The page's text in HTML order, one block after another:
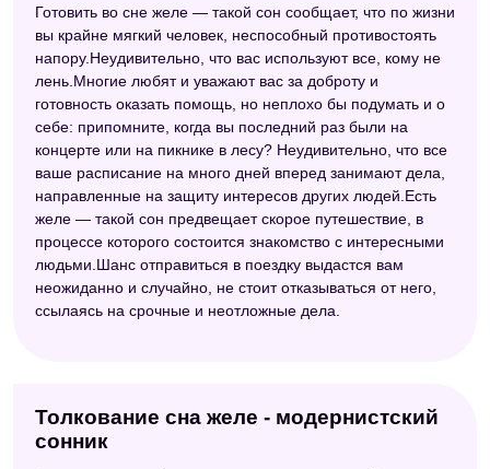
Готовить во сне желе — такой сон сообщает, что по жизни
вы крайне мягкий человек, неспособный противостоять
напору.Неудивительно, что вас используют все, кому не
лень.Многие любят и уважают вас за доброту и
готовность оказать помощь, но неплохо бы подумать и о
себе: припомните, когда вы последний раз были на
концерте или на пикнике в лесу? Неудивительно, что все
ваше расписание на много дней вперед занимают дела,
направленные на защиту интересов других людей.Есть
желе — такой сон предвещает скорое путешествие, в
процессе которого состоится знакомство с интересными
людьми.Шанс отправиться в поездку выдастся вам
неожиданно и случайно, не стоит отказываться от него,
ссылаясь на срочные и неотложные дела.
Толкование сна желе - модернистский
сонник